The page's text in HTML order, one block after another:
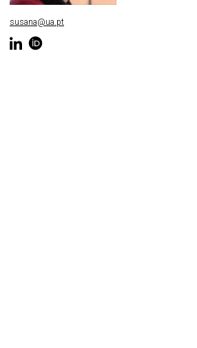
susana@ua.pt